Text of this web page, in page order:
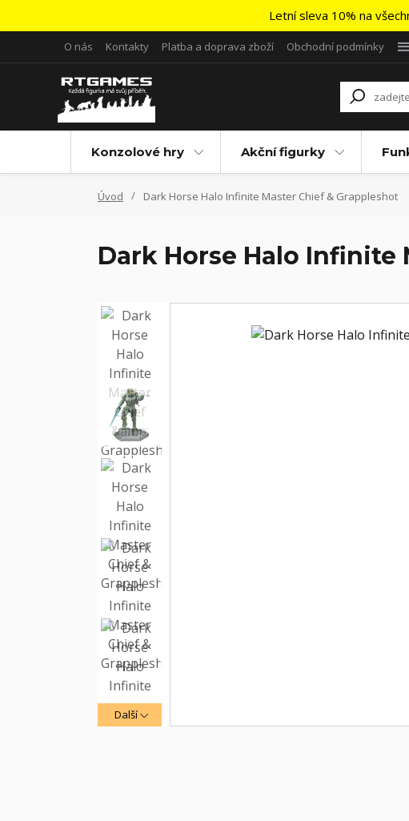
Letní sleva 10% na
O nás Kontakty Platba a doprava zboží Obchodní podmínky
Konzolové hry Akční figurky
Úvod Dark Horse Halo Infinite Master Chief & Grappleshot
Dark Horse Halo Infinite
Další